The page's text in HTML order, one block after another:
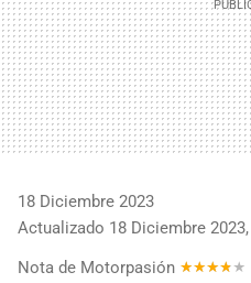
18 Diciembre 2023
Actualizado 18 Diciembre
Nota de Motorpasión